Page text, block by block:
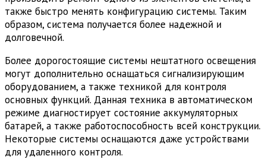
также быстро менять конфигурацию системы. Таким
образом, система получается более надежной и
долговечной.
Более дорогостоящие системы нештатного освещения
могут дополнительно оснащаться сигнализирующим
оборудованием, а также техникой для контроля
основных функций. Данная техника в автоматическом
режиме диагностирует состояние аккумуляторных
батарей, а также работоспособность всей конструкции.
Некоторые системы оснащаются даже устройствами
для удаленного контроля.